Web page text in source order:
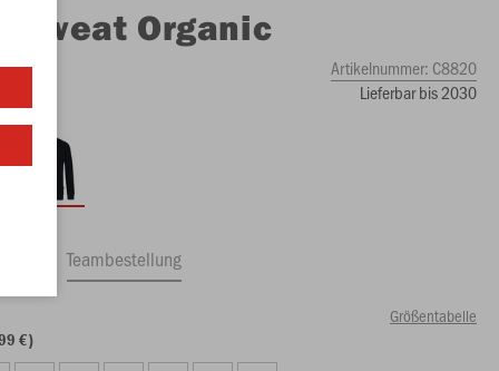
Sweat Organic
Artikelnummer: C8820
Lieferbar bis 2030
Teambestellung
Größentabelle
€)